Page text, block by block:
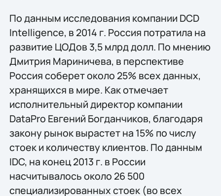
По данным исследования компании DCD
Intelligence, в 2014 г. Россия потратила на
развитие ЦОДов 3,5 млрд долл. По мнению
Дмитрия Мариничева, в перспективе
Россия соберет около 25% всех данных,
хранящихся в мире. Как отмечает
исполнительный директор компании
DataPro Евгений Богданчиков, благодаря
закону рынок вырастет на 15% по числу
стоек и количеству клиентов. По данным
IDC, на конец 2013 г. в России
насчитывалось около 26 500
специализированных стоек (во всех